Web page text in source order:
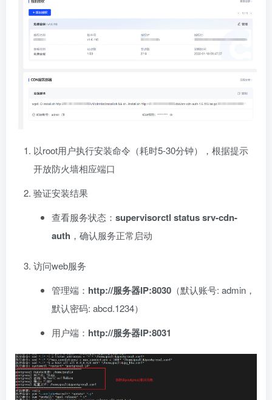
以root用户执行安装命令（耗时5-30分钟），根据提示
开放防火墙相应端口
验证安装结果
查看服务状态： supervisorctl status srv-cdn-
auth ，确认服务正常启动
访问web服务
管理端： http://服务器IP:8030 （默认账号: admin，
默认密码: abcd.1234）
用户端： http://服务器IP:8031